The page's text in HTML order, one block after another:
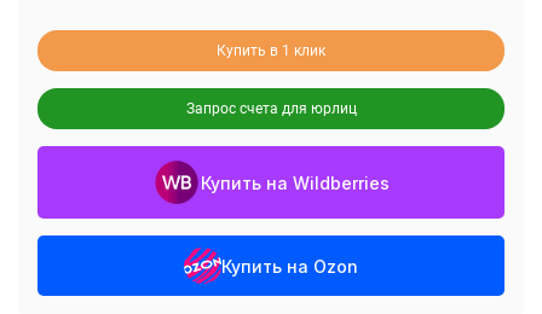
Купить в 1 клик
Запрос счета для юрлиц
Купить на Wildberries
Купить на Ozon